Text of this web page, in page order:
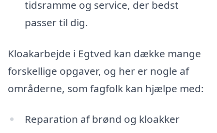
tidsramme og service, der bedst
passer til dig.
Kloakarbejde i Egtved kan dække mange
forskellige opgaver, og her er nogle af
områderne, som fagfolk kan hjælpe med:
Reparation af brønd og kloakker